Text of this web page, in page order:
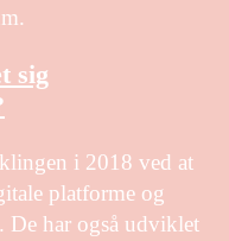
sig
i 2018 ved at
platforme og
De har også udviklet